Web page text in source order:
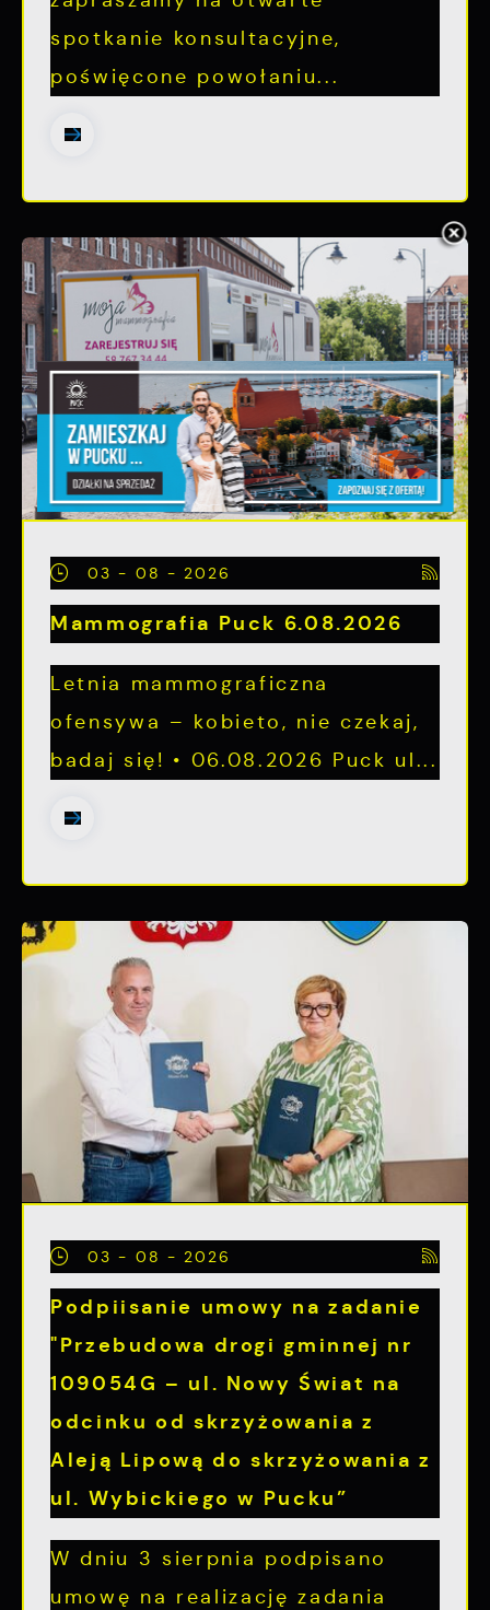
spotkanie konsultacyjne,
poświęcone powołaniu...
03 - 08 - 2026
Mammografia Puck 6.08.2026
Letnia mammograficzna
ofensywa – kobieto, nie czekaj,
badaj się! • 06.08.2026 Puck ul...
03 - 08 - 2026
Podpiisanie umowy na zadanie
"Przebudowa drogi gminnej nr
109054G – ul. Nowy Świat na
odcinku od skrzyżowania z
Aleją Lipową do skrzyżowania z
ul. Wybickiego w Pucku”
W dniu 3 sierpnia podpisano
umowę na realizację zadania